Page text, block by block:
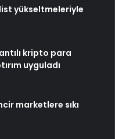
yükseltmeleriyle
kripto para
uyguladı
marketlere sıkı